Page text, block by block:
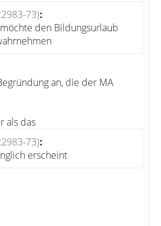
73):
den Bildungsurlaub
an, die der MA
als das
73):
erscheint